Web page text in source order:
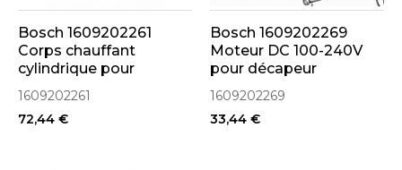
Bosch 1609202261
Corps chauffant
cylindrique pour
décapeur thermique
GHG600CE
1609202261
72,44 €
Bosch 1609202269
Moteur DC 100-240V
pour décapeur
thermique GHG600CE
1609202269
33,44 €